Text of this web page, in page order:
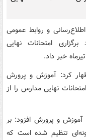
و روابط عمومی
امتحانات نهایی
کرد: آموزش و پرورش
نهایی مدارس را از
آموزش و پرورش افزود: بر
تنظیم شده است که